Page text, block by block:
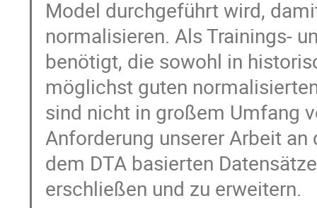
Model durchgeführt wird,
normalisieren. Als Trainings-
benötigt, die sowohl in
möglichst guten
sind nicht in großem Umfang
Anforderung unserer Arbeit an
dem DTA basierten
erschließen und zu erweitern.